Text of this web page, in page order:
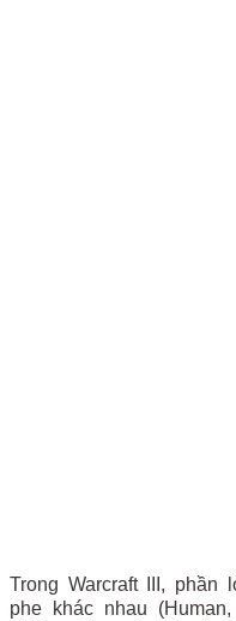
Trong Warcraft III,
phe khác nhau